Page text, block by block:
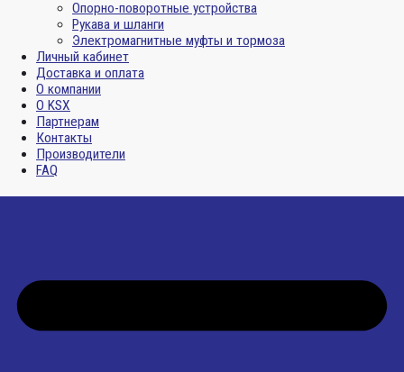
Опорно-поворотные устройства
Рукава и шланги
Электромагнитные муфты и тормоза
Личный кабинет
Доставка и оплата
О компании
О KSX
Партнерам
Контакты
Производители
FAQ